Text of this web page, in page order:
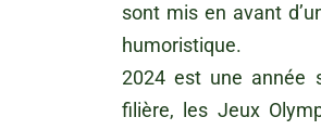
sont mis en avant
humoristique.
2024 est une année
filière, les Jeux